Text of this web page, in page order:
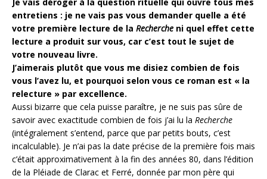
entretiens : je ne vais pas vous demander quelle a été
votre première lecture de la Recherche ni quel effet cette
lecture a produit sur vous, car c’est tout le sujet de
votre nouveau livre.
J’aimerais plutôt que vous me disiez combien de fois
vous l’avez lu, et pourquoi selon vous ce roman est « la
relecture » par excellence.
Aussi bizarre que cela puisse paraître, je ne suis pas sûre de
savoir avec exactitude combien de fois j’ai lu la Recherche
(intégralement s’entend, parce que par petits bouts, c’est
incalculable). Je n’ai pas la date précise de la première fois mais
c’était approximativement à la fin des années 80, dans l’édition
de la Pléiade de Clarac et Ferré, donnée par mon père qui